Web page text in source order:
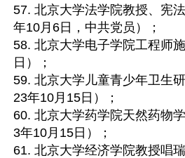
57. 北京大学法学院教授、宪
年10月6日，中共党员）；
58. 北京大学电子学院工程师
日）；
59. 北京大学儿童青少年卫生
23年10月15日）；
60. 北京大学药学院天然药物
3年10月15日）；
61. 北京大学经济学院教授唱